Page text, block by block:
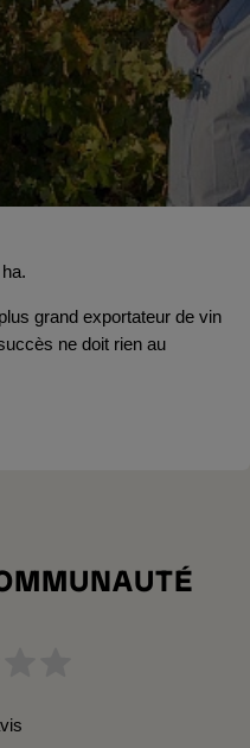
grand exportateur de vin
ne doit rien au